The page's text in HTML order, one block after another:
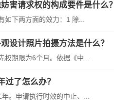
害请求权的构成要件是什么？
下两方面的效力：1 除...
设计照片拍摄方法是什么？
期限为6个月。依据《中...
了怎么办？
。申请执行时效的中止、...